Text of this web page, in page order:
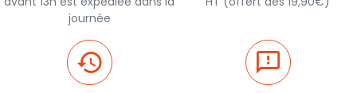
journée